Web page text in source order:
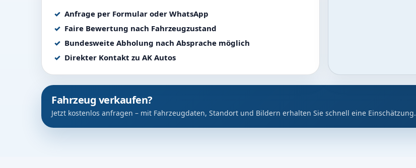
Anfrage per Formular oder WhatsApp
Faire Bewertung nach Fahrzeugzustand
Bundesweite Abholung nach Absprache möglich
Direkter Kontakt zu AK Autos
Fahrzeug verkaufen?
Jetzt kostenlos anfragen – mit Fahrzeugdaten, Standort und Bildern erhalten Sie schnell eine Einschätzung.